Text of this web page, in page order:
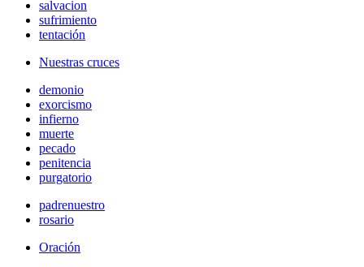
salvacion
sufrimiento
tentación
Nuestras cruces
demonio
exorcismo
infierno
muerte
pecado
penitencia
purgatorio
padrenuestro
rosario
Oración